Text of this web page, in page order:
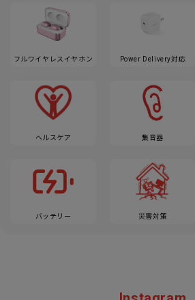
フルワイヤレスイヤホン Power Delivery対応
ヘルスケア 集音器
バッテリー 災害対策